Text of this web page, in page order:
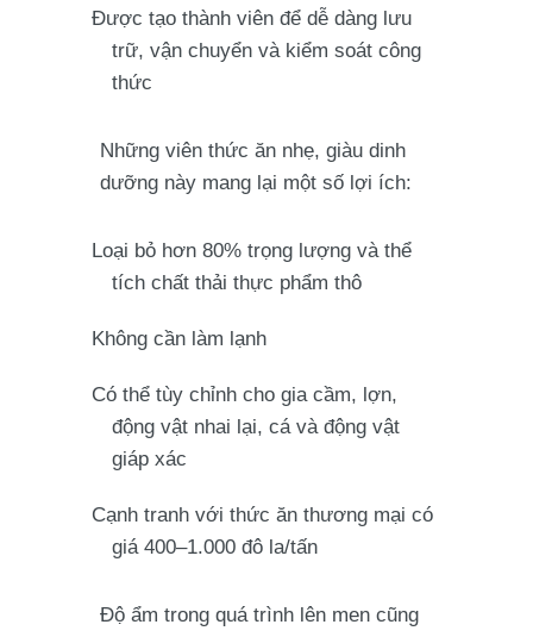
Được tạo thành viên để dễ dàng lưu
trữ, vận chuyển và kiểm soát công
thức
Những viên thức ăn nhẹ, giàu dinh
dưỡng này mang lại một số lợi ích:
Loại bỏ hơn 80% trọng lượng và thể
tích chất thải thực phẩm thô
Không cần làm lạnh
Có thể tùy chỉnh cho gia cầm, lợn,
động vật nhai lại, cá và động vật
giáp xác
Cạnh tranh với thức ăn thương mại có
giá 400–1.000 đô la/tấn
Độ ẩm trong quá trình lên men cũng